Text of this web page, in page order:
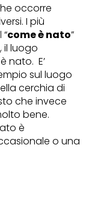
occorre
I più
come è nato”
il luogo
nato. E’
sul luogo
cerchia di
che invece
bene.
è
o una